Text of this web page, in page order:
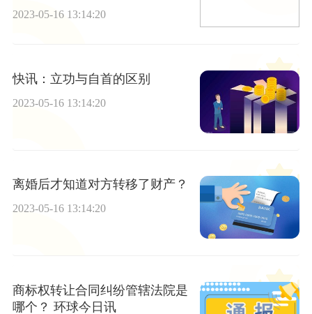
2023-05-16 13:14:20
快讯：立功与自首的区别
2023-05-16 13:14:20
离婚后才知道对方转移了财产？
2023-05-16 13:14:20
商标权转让合同纠纷管辖法院是
哪个？ 环球今日讯